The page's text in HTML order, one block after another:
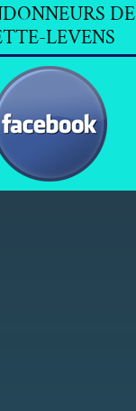
DE
LEVENS